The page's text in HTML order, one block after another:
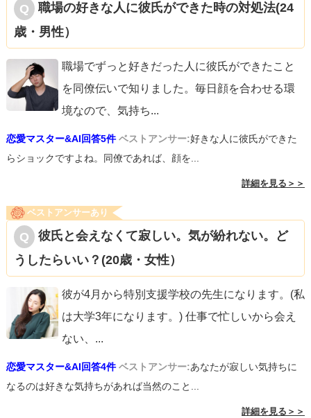
職場の好きな人に彼氏ができた時の対処法(24
歳・男性）
職場でずっと好きだった人に彼氏ができたこと
を同僚伝いで知りました。毎日顔を合わせる環
境なので、気持ち...
恋愛マスター&AI回答5件 ベストアンサー:好きな人に彼氏ができた
らショックですよね。同僚であれば、顔を...
詳細を見る＞＞
ベストアンサーあり
彼氏と会えなくて寂しい。気が紛れない。ど
うしたらいい？(20歳・女性）
彼が4月から特別支援学校の先生になります。(私
は大学3年になります。) 仕事で忙しいから会え
ない、 ...
恋愛マスター&AI回答4件 ベストアンサー:あなたが寂しい気持ちに
なるのは好きな気持ちがあれば当然のこと...
詳細を見る＞＞